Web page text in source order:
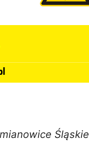
Śląskie